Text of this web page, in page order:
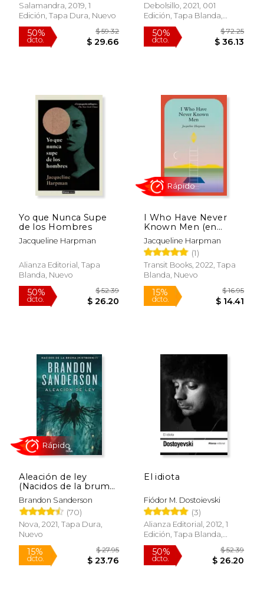
Salamandra, 2019, 1
Edición, Tapa Dura, Nuevo
50%
dcto.
Debolsillo, 2021, 001
Edición, Tapa Blanda,
Nuevo
Yo que Nunca Supe
de los Hombres
Jacqueline Harpman
Alianza Editorial, Tapa
Blanda, Nuevo
50%
dcto. $ 26.20
I Who Have Never
Known Men (en
Inglés)
Jacqueline Harpman
(1)
Transit Books, 2022, Tapa
Blanda, Nuevo
15%
dcto.
Rápido
Aleación de ley
(Nacidos de la bruma
4)
Brandon Sanderson
(70)
Nova, 2021, Tapa Dura,
Nuevo
El idiota
Fiódor M. Dostoievski
(3)
Alianza Editorial, 2012, 1
Edición, Tapa Blanda,
Nuevo